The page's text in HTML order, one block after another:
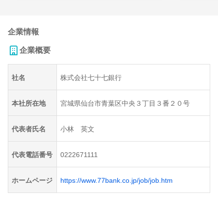
企業情報
企業概要
社名 株式会社七十七銀行
本社所在地 宮城県仙台市青葉区中央３丁目３番２０号
代表者氏名 小林 英文
代表電話番号 0222671111
ホームページ https://www.77bank.co.jp/job/job.htm